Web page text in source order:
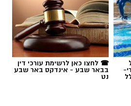
☎ לחצו כאן לרשימת עורכי דין
בבאר שבע - אינדקס באר שבע
נט